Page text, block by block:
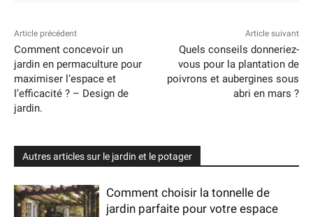
Article précédent
Comment concevoir un
jardin en permaculture pour
maximiser l’espace et
l’efficacité ? – Design de
jardin.
Article suivant
Quels conseils donneriez-
vous pour la plantation de
poivrons et aubergines sous
abri en mars ?
Autres articles sur le jardin et le potager
Comment choisir la tonnelle de
jardin parfaite pour votre espace